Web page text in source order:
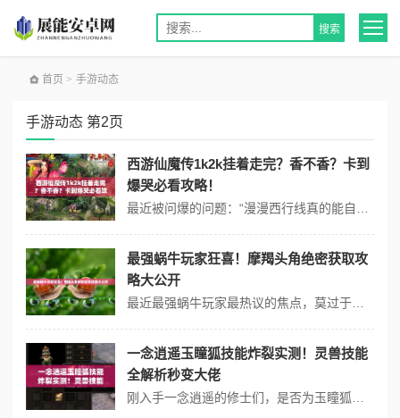
首页 > 手游动态
手游动态 第2页
西游仙魔传1k2k挂着走完？香不香？卡到
爆哭必看攻略！
最强蜗牛玩家狂喜！摩羯头角绝密获取攻
略大公开
一念逍遥玉瞳狐技能炸裂实测！灵兽技能
全解析秒变大佬